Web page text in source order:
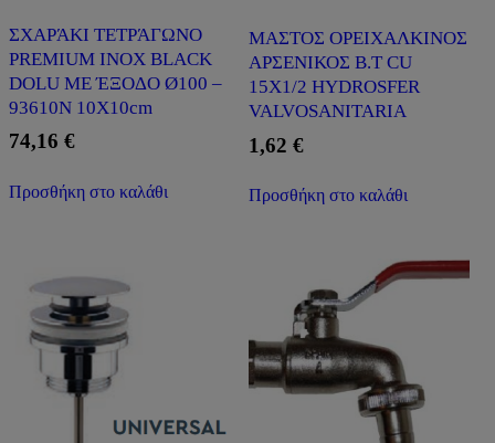
ΣΧΑΡΆΚΙ ΤΕΤΡΆΓΩΝΟ
PREMIUM INOX BLACK
DOLU ΜΕ ΈΞΟΔΟ Ø100 –
93610Ν 10X10cm
74,16 €
Προσθήκη στο καλάθι
ΜΑΣΤΟΣ ΟΡΕΙΧΑΛΚΙΝΟΣ
ΑΡΣΕΝΙΚΟΣ Β.Τ CU
15X1/2 HYDROSFER
VALVOSANITARIA
1,62 €
Προσθήκη στο καλάθι